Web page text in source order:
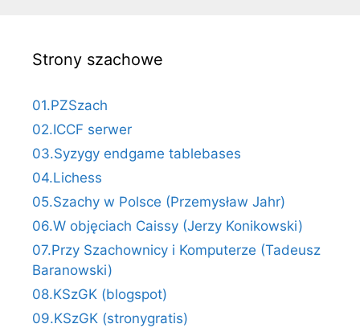
Strony szachowe
01.PZSzach
02.ICCF serwer
03.Syzygy endgame tablebases
04.Lichess
05.Szachy w Polsce (Przemysław Jahr)
06.W objęciach Caissy (Jerzy Konikowski)
07.Przy Szachownicy i Komputerze (Tadeusz
Baranowski)
08.KSzGK (blogspot)
09.KSzGK (stronygratis)